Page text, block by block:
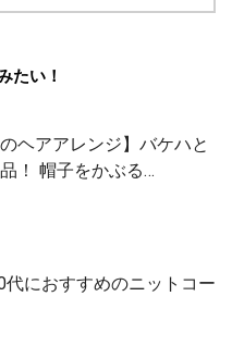
たい！
ヘアアレンジ】バケハと
！ 帽子をかぶる…
代におすすめのニットコー